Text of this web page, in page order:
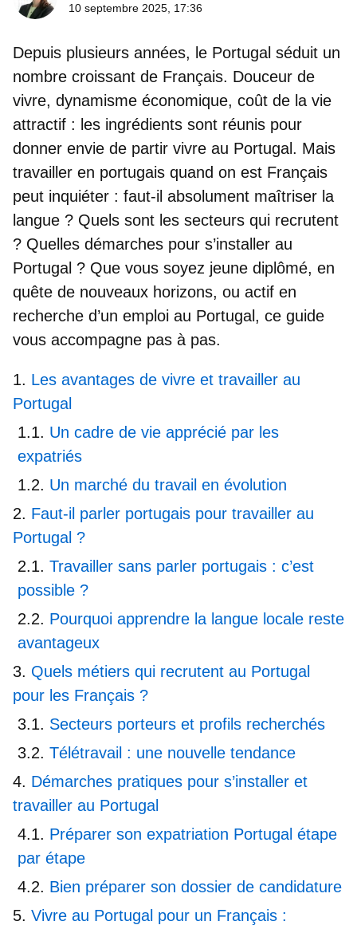
10 septembre 2025, 17:36
Depuis plusieurs années, le Portugal séduit un
nombre croissant de Français. Douceur de
vivre, dynamisme économique, coût de la vie
attractif : les ingrédients sont réunis pour
donner envie de partir vivre au Portugal. Mais
travailler en portugais quand on est Français
peut inquiéter : faut-il absolument maîtriser la
langue ? Quels sont les secteurs qui recrutent
? Quelles démarches pour s’installer au
Portugal ? Que vous soyez jeune diplômé, en
quête de nouveaux horizons, ou actif en
recherche d’un emploi au Portugal, ce guide
vous accompagne pas à pas.
Les avantages de vivre et travailler au
Portugal
Un cadre de vie apprécié par les
expatriés
Un marché du travail en évolution
Faut-il parler portugais pour travailler au
Portugal ?
Travailler sans parler portugais : c’est
possible ?
Pourquoi apprendre la langue locale reste
avantageux
Quels métiers qui recrutent au Portugal
pour les Français ?
Secteurs porteurs et profils recherchés
Télétravail : une nouvelle tendance
Démarches pratiques pour s’installer et
travailler au Portugal
Préparer son expatriation Portugal étape
par étape
Bien préparer son dossier de candidature
Vivre au Portugal pour un Français :